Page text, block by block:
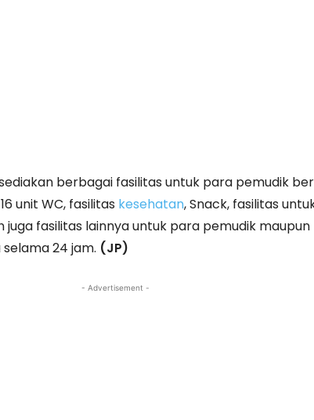
berbagai fasilitas untuk para pemudik
unit WC, fasilitas kesehatan, Snack, fasilitas
juga fasilitas lainnya untuk para pemudik maupun
24 jam. (JP)
- Advertisement -